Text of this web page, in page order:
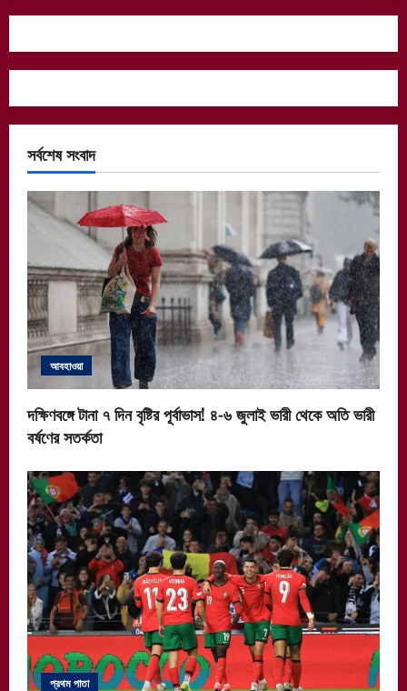
সর্বশেষ সংবাদ
আবহাওয়া
দক্ষিণবঙ্গে টানা ৭ দিন বৃষ্টির পূর্বাভাস! ৪-৬ জুলাই ভারী থেকে অতি ভারী
বর্ষণের সতর্কতা
প্রথম পাতা